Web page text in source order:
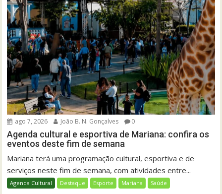
ago 7, 2026 João B. N. Gonçalves 0
Agenda cultural e esportiva de Mariana: confira os
eventos deste fim de semana
Mariana terá uma programação cultural, esportiva e de
serviços neste fim de semana, com atividades entre...
Agenda Cultural Destaque Esporte Mariana Saúde